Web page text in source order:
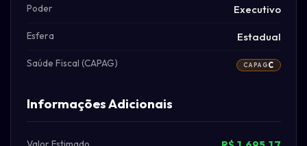
Poder Executivo
Esfera Estadual
Saúde Fiscal (CAPAG) CAPAGC
Informações Adicionais